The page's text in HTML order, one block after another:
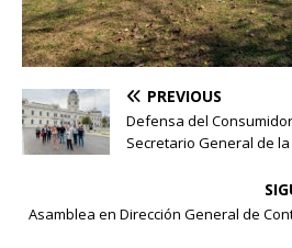
PREVIOUS
Defensa del
Secretario General de
Asamblea en Dirección General de